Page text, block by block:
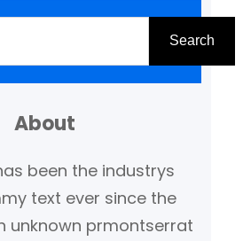
Search
About
been the industrys
text ever since the
unknown prmontserrat